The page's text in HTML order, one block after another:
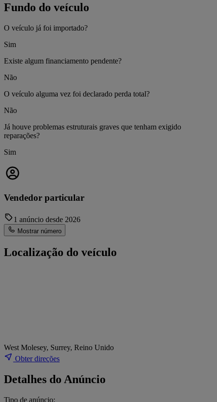
Fundo do veículo
O veículo já foi importado?
Sim
Existe algum financiamento pendente?
Não
O veículo alguma vez foi declarado perda total?
Não
Já houve problemas estruturais graves que tenham exigido
reparações?
Sim
Vendedor particular
1 anúncio desde 2026
Mostrar número
Localização do veículo
West Molesey, Surrey, Reino Unido
Obter direções
Detalhes do Anúncio
Tipo de anúncio: